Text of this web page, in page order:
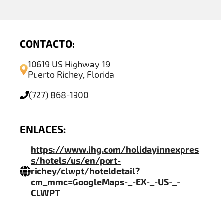
CONTACTO:
10619 US Highway 19
Puerto Richey, Florida
(727) 868-1900
ENLACES:
https://www.ihg.com/holidayinnexpres
s/hotels/us/en/port-
richey/clwpt/hoteldetail?
cm_mmc=GoogleMaps-_-EX-_-US-_-
CLWPT